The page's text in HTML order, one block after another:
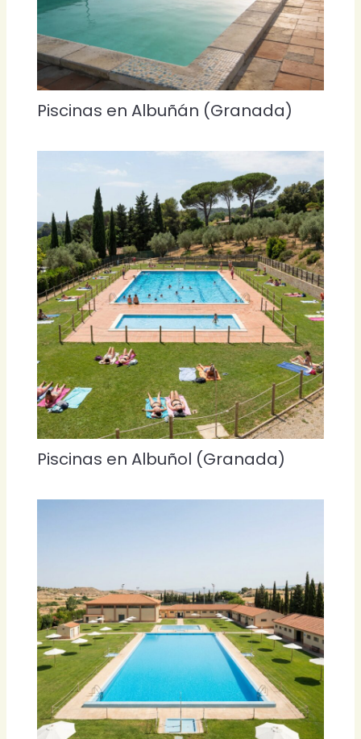
Piscinas en Albuñán (Granada)
Piscinas en Albuñol (Granada)